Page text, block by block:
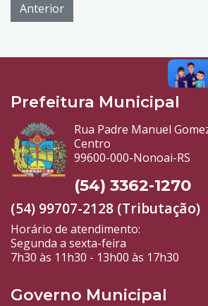
Anterior
Prefeitura Municipal
Rua Padre Manuel
Centro
99600-000-Nonoai-RS
(54) 3362-1270
(54) 99707-2128 (Tributação)
Horário de atendimento:
Segunda a sexta-feira
7h30 às 11h30 - 13h00 às 17h30
Governo Municipal